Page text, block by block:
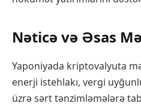
Nəticə və Əsas
Yaponiyada kriptovalyuta
enerji istehlakı, vergi
üzrə sərt tənzimləmələrə